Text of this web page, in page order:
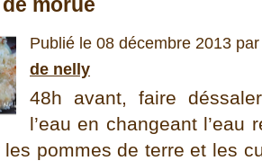
Publié le 08 décembre 2013
de nelly
48h avant, faire
l’eau en changeant l’eau
pommes de terre et les